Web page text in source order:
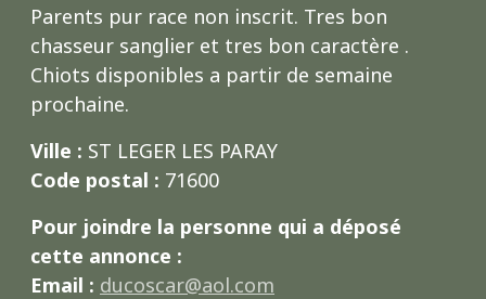
Parents pur race non inscrit. Tres bon
chasseur sanglier et tres bon caractère .
Chiots disponibles a partir de semaine
prochaine.
Ville : ST LEGER LES PARAY
Code postal : 71600
Pour joindre la personne qui a déposé
cette annonce :
Email : ducoscar@aol.com